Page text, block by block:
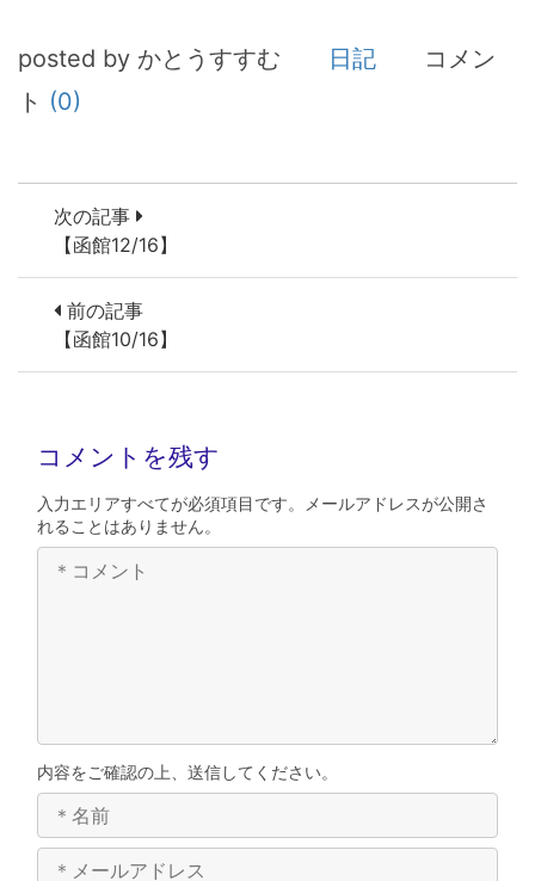
posted by かとうすすむ 日記
コメン
ト (0)
次の記事
【函館12/16】
前の記事
【函館10/16】
コメントを残す
入力エリアすべてが必須項目です。メールアドレスが公開さ
れることはありません。
内容をご確認の上、送信してください。